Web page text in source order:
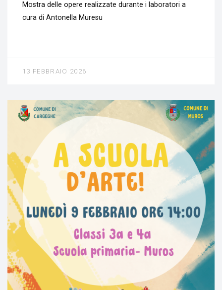
Mostra delle opere realizzate durante i laboratori a
cura di Antonella Muresu
13 FEBBRAIO 2026